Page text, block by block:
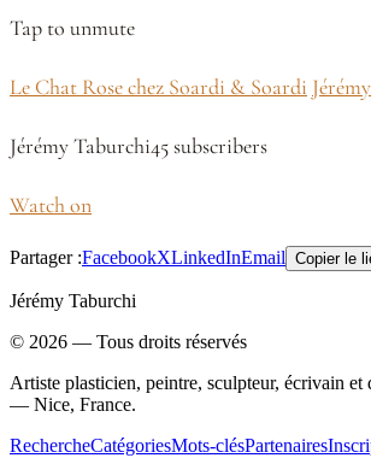
Tap to unmute
Le Chat Rose chez Soardi & Soardi
Jérémy Taburchi45 subscribers
Watch on
Partager :FacebookXLinkedInEmail Copier le
Jérémy Taburchi
© 2026 — Tous droits réservés
Artiste plasticien, peintre, sculpteur, écrivain et
— Nice, France.
RechercheCatégoriesMots-clésPartenaires